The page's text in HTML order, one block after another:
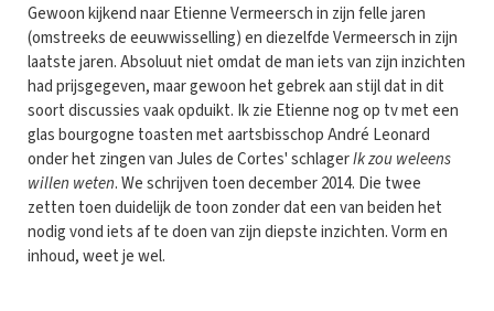
Gewoon kijkend naar Etienne Vermeersch in zijn felle jaren
(omstreeks de eeuwwisselling) en diezelfde Vermeersch in zijn
laatste jaren. Absoluut niet omdat de man iets van zijn inzichten
had prijsgegeven, maar gewoon het gebrek aan stijl dat in dit
soort discussies vaak opduikt. Ik zie Etienne nog op tv met een
glas bourgogne toasten met aartsbisschop André Leonard
onder het zingen van Jules de Cortes' schlagerIk zou weleens
willen weten. We schrijven toen december 2014. Die twee
zetten toen duidelijk de toon zonder dat een van beiden het
nodig vond iets af te doen van zijn diepste inzichten. Vorm en
inhoud, weet je wel.